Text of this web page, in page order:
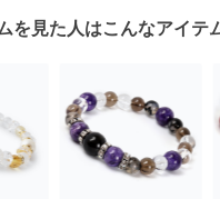
を見た人はこんなアイテ